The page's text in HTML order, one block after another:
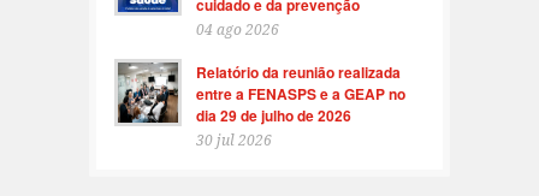
cuidado e da prevenção
04 ago 2026
Relatório da reunião realizada
entre a FENASPS e a GEAP no
dia 29 de julho de 2026
30 jul 2026